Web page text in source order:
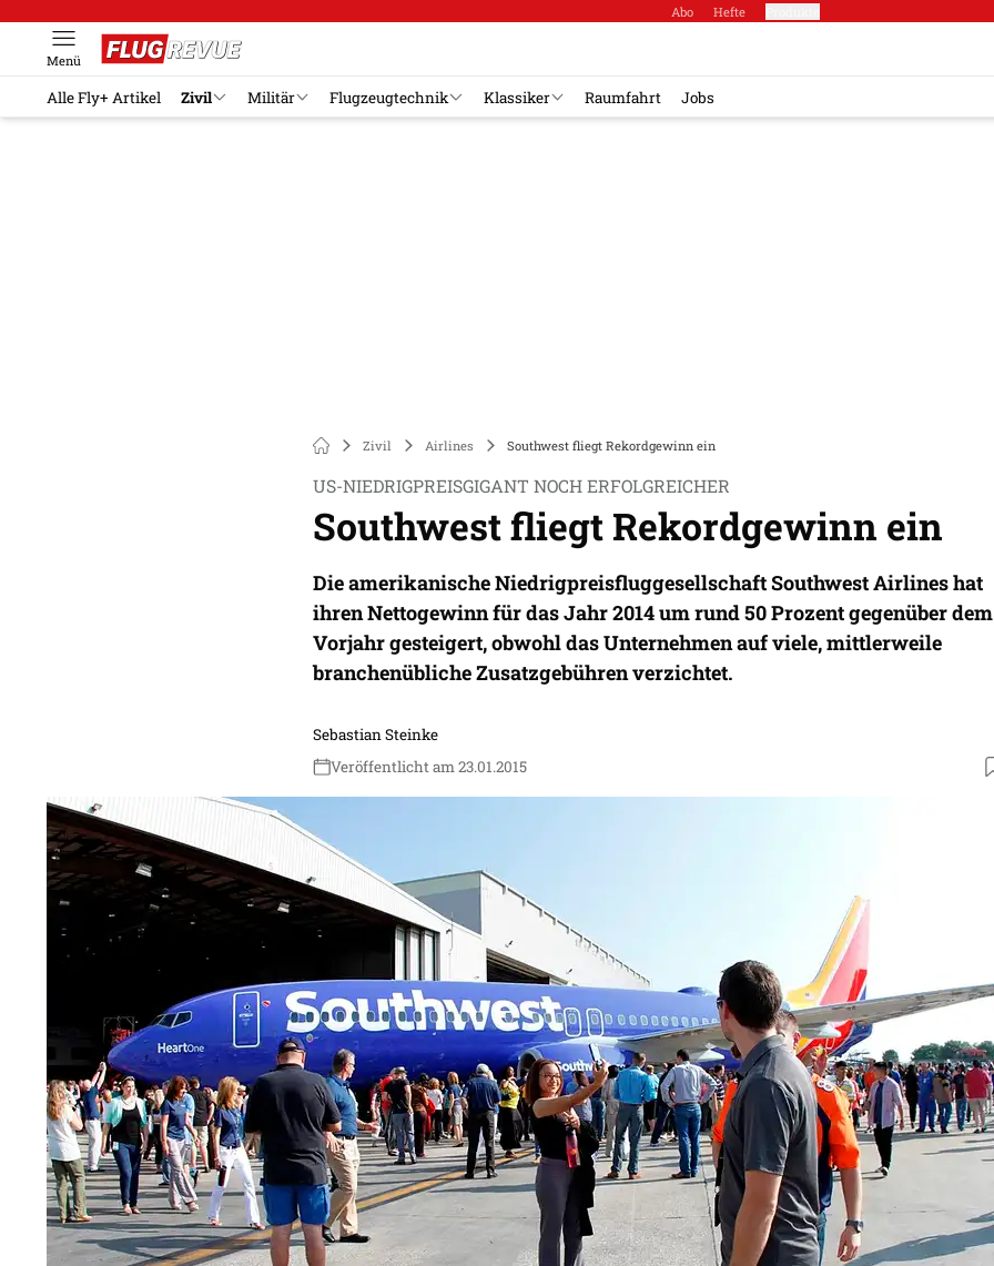
Abo Hefte
Menü
Alle Fly+ Artikel Zivil Militär Flugzeugtechnik Klassiker Raumfahrt Jobs
Zivil Airlines Southwest fliegt Rekordgewinn ein
US-NIEDRIGPREISGIGANT NOCH ERFOLGREICHER
Southwest fliegt Rekordgewinn ein
Die amerikanische Niedrigpreisfluggesellschaft Southwest Airlines hat
ihren Nettogewinn für das Jahr 2014 um rund 50 Prozent gegenüber dem
Vorjahr gesteigert, obwohl das Unternehmen auf viele, mittlerweile
branchenübliche Zusatzgebühren verzichtet.
Sebastian Steinke
Veröffentlicht am 23.01.2015